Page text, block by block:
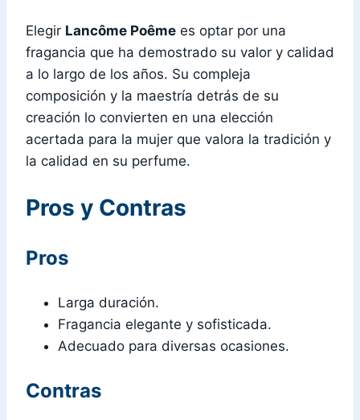
Elegir Lancôme Poême es optar por una
fragancia que ha demostrado su valor y calidad
a lo largo de los años. Su compleja
composición y la maestría detrás de su
creación lo convierten en una elección
acertada para la mujer que valora la tradición y
la calidad en su perfume.
Pros y Contras
Pros
Larga duración.
Fragancia elegante y sofisticada.
Adecuado para diversas ocasiones.
Contras